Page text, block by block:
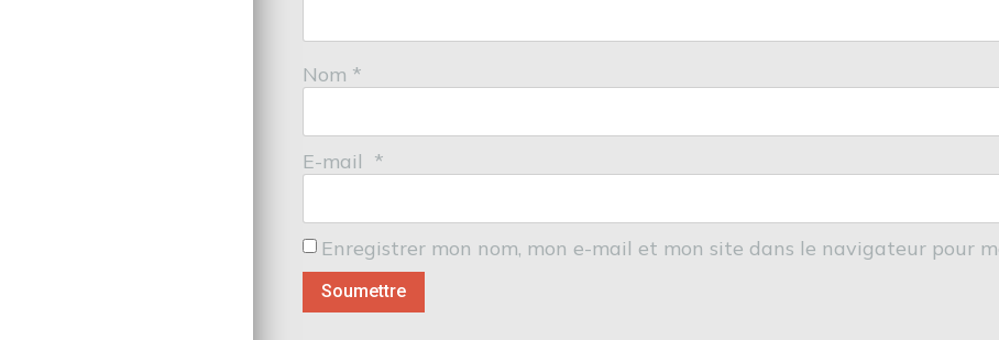
Nom *
E-mail *
Enregistrer mon nom, mon e-mail et mon site dans le navigateur pour